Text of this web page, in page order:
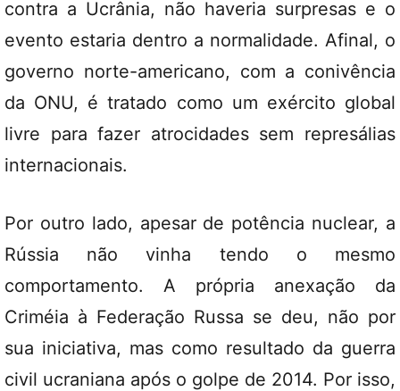
contra a Ucrânia, não haveria surpresas e o
evento estaria dentro a normalidade. Afinal, o
governo norte-americano, com a conivência
da ONU, é tratado como um exército global
livre para fazer atrocidades sem represálias
internacionais.
Por outro lado, apesar de potência nuclear, a
Rússia não vinha tendo o mesmo
comportamento. A própria anexação da
Criméia à Federação Russa se deu, não por
sua iniciativa, mas como resultado da guerra
civil ucraniana após o golpe de 2014. Por isso,